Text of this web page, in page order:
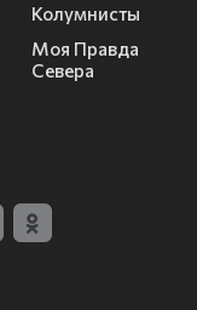
Колумнисты
Моя Правда
Севера